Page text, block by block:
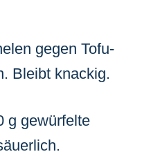
gegen Tofu-
Bleibt knackig.
g gewürfelte